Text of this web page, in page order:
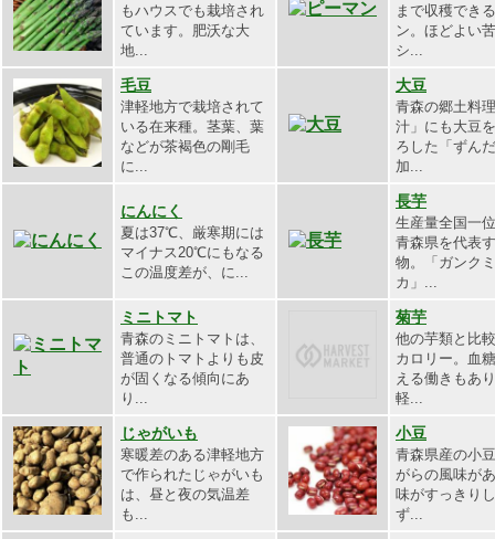
もハウスでも栽培され
ています。肥沃な大
地...
まで収穫でき
ン。ほどよい
シ...
毛豆
津軽地方で栽培されて
いる在来種。茎葉、葉
などが茶褐色の剛毛
に...
大豆
青森の郷土料
汁」にも大豆
ろした「ずん
加...
にんにく
夏は37℃、厳寒期には
マイナス20℃にもなる
この温度差が、に...
長芋
生産量全国一
青森県を代表
物。「ガンク
カ」...
ミニトマト
青森のミニトマトは、
普通のトマトよりも皮
が固くなる傾向にあ
り...
菊芋
他の芋類と比
カロリー。血
える働きもあ
軽...
じゃがいも
寒暖差のある津軽地方
で作られたじゃがいも
は、昼と夜の気温差
も...
小豆
青森県産の小
がらの風味が
味がすっきり
ず...